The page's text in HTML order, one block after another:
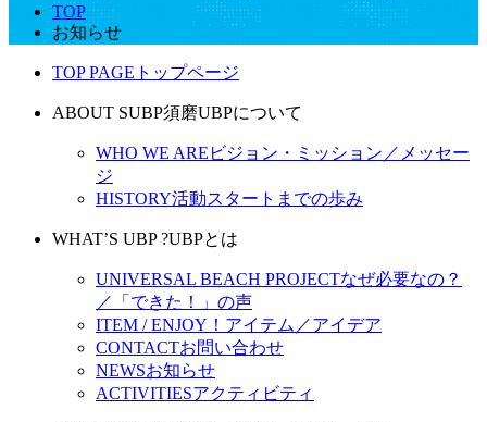
TOP
お知らせ
TOP PAGE トップページ
ABOUT SUBP須磨UBPについて
WHO WE ARE ビジョン・ミッション／メッセー
ジ
HISTORY活動スタートまでの歩み
WHAT’S UBP ?UBPとは
UNIVERSAL BEACH PROJECTなぜ必要なの？
／「できた！」の声
ITEM / ENJOY！ アイテム／アイデア
CONTACTお問い合わせ
NEWSお知らせ
ACTIVITIESアクティビティ